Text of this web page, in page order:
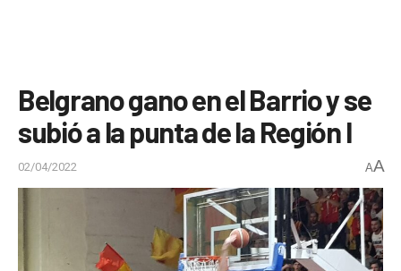
Belgrano gano en el Barrio y se
subió a la punta de la Región I
02/04/2022 AA